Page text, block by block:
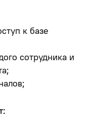
к базе
сотрудника и